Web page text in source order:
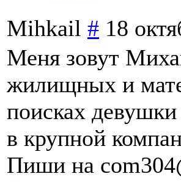
Mihkail # 18
Меня зовут
жилищных и
поисках
в крупной
Пиши на